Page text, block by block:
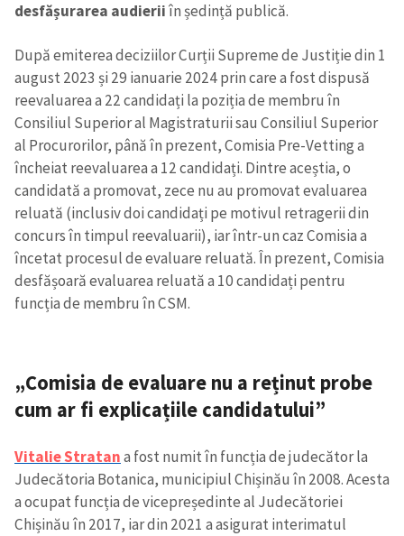
desfășurarea audieriiîn ședință publică.
După emiterea deciziilor Curții Supreme de Justiție din 1
august 2023 și 29 ianuarie 2024 prin care a fost dispusă
reevaluarea a 22 candidați la poziția de membru în
Consiliul Superior al Magistraturii sau Consiliul Superior
al Procurorilor, până în prezent, Comisia Pre-Vetting a
încheiat reevaluarea a 12 candidați. Dintre aceștia, o
candidată a promovat, zece nu au promovat evaluarea
reluată (inclusiv doi candidați pe motivul retragerii din
concurs în timpul reevaluarii), iar într-un caz Comisia a
încetat procesul de evaluare reluată. În prezent, Comisia
desfășoară evaluarea reluată a 10 candidați pentru
funcția de membru în CSM.
„Comisia de evaluare nu a reținut probe
cum ar fi explicațiile candidatului”
Vitalie Stratana fost numit în ​​funcția de judecător la
Judecătoria Botanica, municipiul Chișinău în 2008. Acesta
a ocupat funcția de vicepreședinte al Judecătoriei
Chișinău în 2017, iar din 2021 a asigurat interimatul